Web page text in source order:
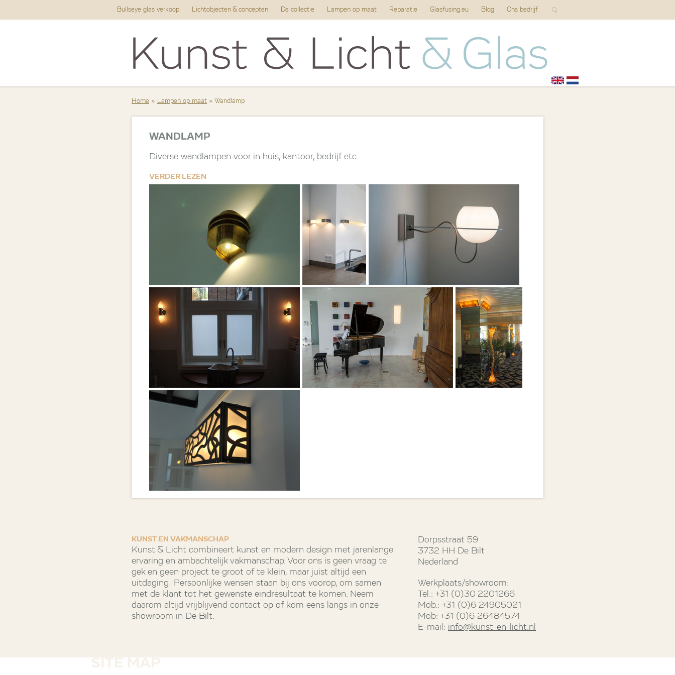
Bullseye glas verkoop Lichtobjecten & concepten De collectie Lampen op maat Reparatie Glasfusing.eu Blog Ons bedrijf
Home » Lampen op maat » Wandlamp
WANDLAMP
Diverse wandlampen voor in huis, kantoor, bedrijf etc.
VERDER LEZEN
KUNST EN VAKMANSCHAP
Kunst & Licht combineert kunst en modern design met jarenlange
ervaring en ambachtelijk vakmanschap. Voor ons is geen vraag te
gek en geen project te groot of te klein, maar juist altijd een
uitdaging! Persoonlijke wensen staan bij ons voorop, om samen
met de klant tot het gewenste eindresultaat te komen. Neem
daarom altijd vrijblijvend contact op of kom eens langs in onze
showroom in De Bilt.
Dorpsstraat 59
3732 HH De Bilt
Nederland
Werkplaats/showroom:
Tel.: +31 (0)30 2201266
Mob.: +31 (0)6 24905021
Mob: +31 (0)6 26484574
E-mail: info@kunst-en-licht.nl